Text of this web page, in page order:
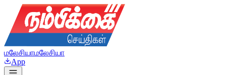
மலேசியாமலேசியா
App